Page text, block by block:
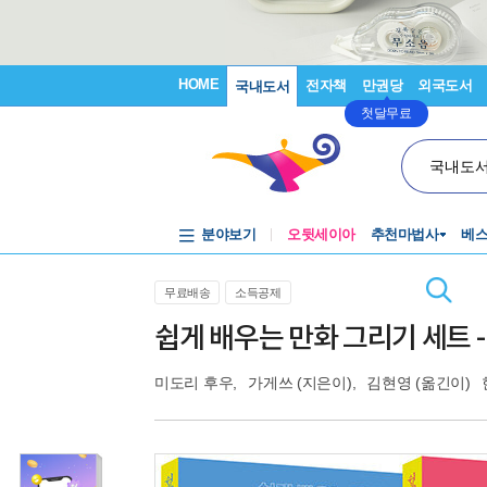
HOME 국내도서 전자책 만권당
첫달무료
외국도서
국내도
분야보기 오뒷세이아 추천마법사 베
무료배송 소득공제
쉽게 배우는 만화 그리기 세트
미도리 후우 가게쓰 (지은이), 김현영 (옮긴이)